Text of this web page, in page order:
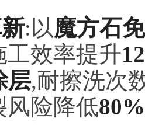
:以魔方石
工效率提升
层,耐擦洗次
风险降低80%